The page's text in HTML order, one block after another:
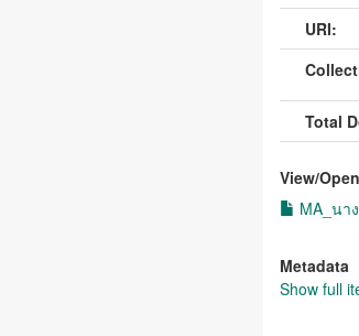
URI:
Total
View/Open
MA_นา
Metadata
Show full